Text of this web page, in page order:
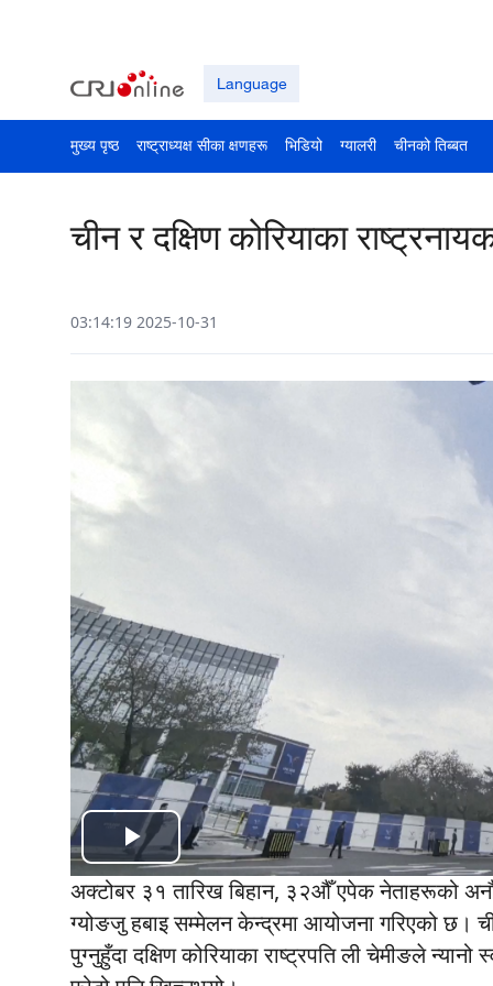
Language
मुख्य पृष्ठ राष्ट्राध्यक्ष सीका क्षणहरू भिडियो ग्यालरी चीनको तिब्बत
चीन र दक्षिण कोरियाका
03:14:19 2025-10-31
Play
Video
अक्टोबर ३१ तारिख बिहान, ३२औँ एपेक नेताहरूको
ग्योङजु हबाइ सम्मेलन केन्द्रमा आयोजना गरिएको छ।
पुग्नुहुँदा दक्षिण कोरियाका राष्ट्रपति ली चेमीङले